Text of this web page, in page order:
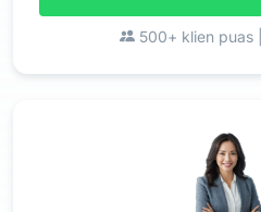
500+ klien puas |